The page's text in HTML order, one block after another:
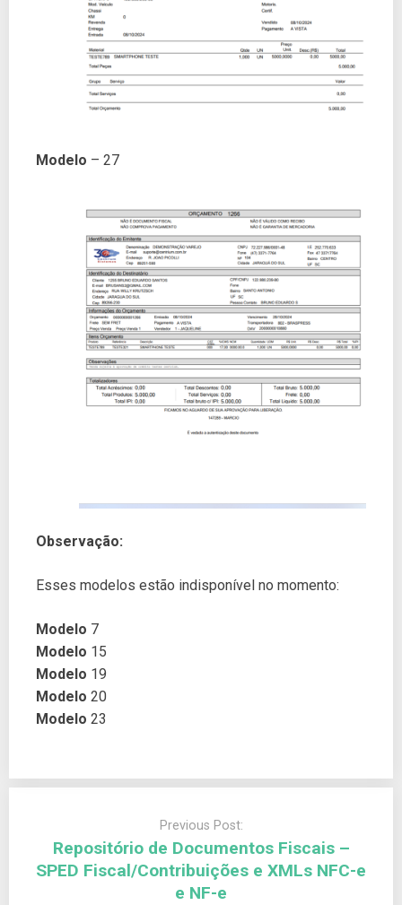
Modelo – 27
Observação:
Esses modelos estão indisponível no momento:
Modelo 7
Modelo 15
Modelo 19
Modelo 20
Modelo 23
Previous Post:
Repositório de Documentos Fiscais –
SPED Fiscal/Contribuições e XMLs NFC-e
e NF-e